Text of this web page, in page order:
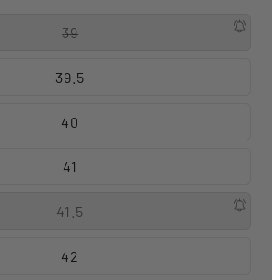
39
39.5
40
41
41.5
42